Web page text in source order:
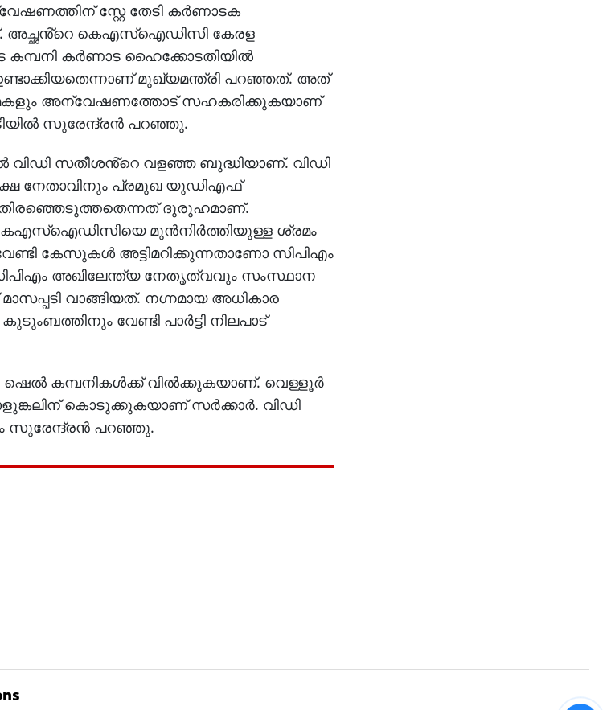
സ്റ്റേ തേടി കർണാടക
അച്ഛൻ്റെ കെഎസ്ഐഡിസി കേരള
കമ്പനി കർണാട ഹൈക്കോടതിയിൽ
മുഖ്യമന്ത്രി പറഞ്ഞത്. അത്
മകളും അന്വേഷണത്തോട് സഹകരിക്കുകയാണ്
സുരേന്ദ്രൻ പറഞ്ഞു.
വിഡി സതീശൻ്റെ വളഞ്ഞ ബുദ്ധിയാണ്. വിഡി
നേതാവിനും പ്രമുഖ യുഡിഎഫ്
തിരഞ്ഞെടുത്തതെന്നത് ദുരൂഹമാണ്.
കെഎസ്ഐഡിസിയെ മുൻനിർത്തിയുള്ള ശ്രമം
കേസുകൾ അട്ടിമറിക്കുന്നതാണോ സിപിഎം
അഖിലേന്ത്യ നേതൃത്വവും സംസ്ഥാന
വാങ്ങിയത്. നഗ്നമായ അധികാര
വേണ്ടി പാർട്ടി നിലപാട്
കമ്പനികൾക്ക് വിൽക്കുകയാണ്. വെള്ളൂർ
കൊടുക്കുകയാണ് സർക്കാർ. വിഡി
സുരേന്ദ്രൻ പറഞ്ഞു.